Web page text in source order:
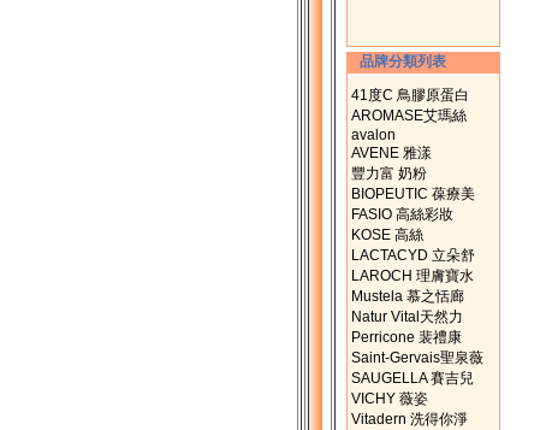
品牌分類列表
41度C 鳥膠原蛋白
AROMASE艾瑪絲
avalon
AVENE 雅漾
豐力富 奶粉
BIOPEUTIC 葆療美
FASIO 高絲彩妝
KOSE 高絲
LACTACYD 立朵舒
LAROCH 理膚寶水
Mustela 慕之恬廊
Natur Vital天然力
Perricone 裴禮康
Saint-Gervais聖泉薇
SAUGELLA 賽吉兒
VICHY 薇姿
Vitadern 洗得你淨